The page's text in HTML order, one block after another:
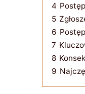
4
5
6
7
8
9